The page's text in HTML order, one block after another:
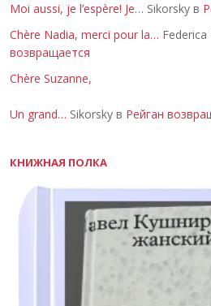
Moi aussi, je l’espère! Je… Sikorsky в
Chère Nadia, merci pour la… Federica
возвращается
Chère Suzanne,
Un grand… Sikorsky в Рейган
КНИЖНАЯ ПОЛКА